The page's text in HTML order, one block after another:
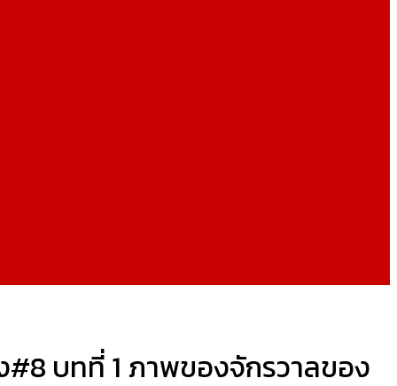
#8 บทที่ 1 ภาพของจักรวาลของ